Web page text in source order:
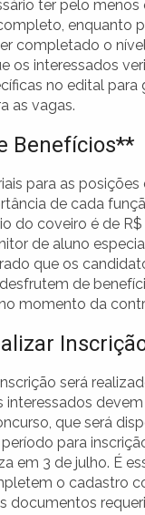
ter pelo menos
enquanto
completado o
os interessados
no edital para
as vagas.
Benefícios**
para as posições
de cada
do coveiro é de R$
de aluno
que os
de
momento da
será
interessados
que será
para
em 3 de julho. É
o cadastro
documentos